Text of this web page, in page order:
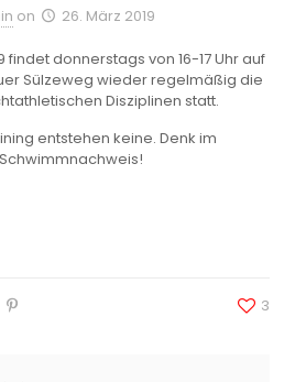
on 26. März 2019
findet donnerstags von 16-17 Uhr auf
Sülzeweg wieder regelmäßig die
Disziplinen statt.
entstehen keine. Denk im
3